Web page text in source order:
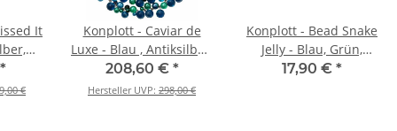
It
*
€
Konplott - Caviar de
Luxe - Blau , Antiksilber,
Halskette mit Anhänger
208,60 € *
Hersteller UVP: 298,00 €
Konplott - Bead Snake
Jelly - Blau, Grün,
Antiksilber, Armband
17,90 € *